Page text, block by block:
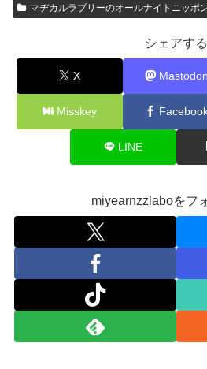
マヂカルラブリーのオールナイトニッポ
シェアする
X Mastodon
Misskey
LINE
miyearnzzlaboをフ